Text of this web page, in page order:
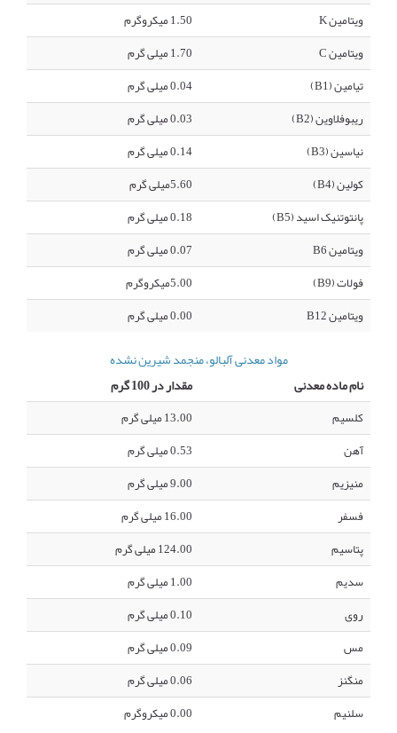
ویتامین K
1.50 میکروگرم
ویتامین C
1.70 میلی گرم
تیامین (B1)
0.04 میلی گرم
ریبوفلاوین (B2)
0.03 میلی گرم
نیاسین (B3)
0.14 میلی گرم
کولین (B4)
5.60میلی گرم
پانتوتنیک اسید (B5)
0.18 میلی گرم
ویتامین B6
0.07 میلی گرم
فولات (B9)
5.00میکروگرم
ویتامین B12
0.00 میلی گرم
مواد معدنی آلبالو، منجمد شیرین نشده
نام ماده معدنی
مقدار در 100 گرم
کلسیم
13.00 میلی گرم
آهن
0.53 میلی گرم
منیزیم
9.00 میلی گرم
فسفر
16.00 میلی گرم
پتاسیم
124.00 میلی گرم
سدیم
1.00 میلی گرم
روی
0.10 میلی گرم
مس
0.09 میلی گرم
منگنز
0.06 میلی گرم
سلنیم
0.00 میکروگرم